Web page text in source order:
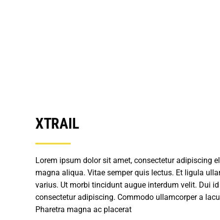
XTRAIL
Lorem ipsum dolor sit amet, consectetur adipiscing
magna aliqua. Vitae semper quis lectus. Et ligula
varius. Ut morbi tincidunt augue interdum velit. Dui
consectetur adipiscing. Commodo ullamcorper a
Pharetra magna ac placerat